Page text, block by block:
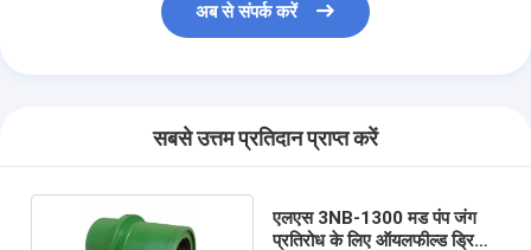
अब से संपर्क करें
सबसे उत्तम प्रतिदान प्राप्त करें
एलएस 3NB-1300 मड पंप जंग
प्रतिरोध के लिए ऑयलफील्ड ड्रिलिंग